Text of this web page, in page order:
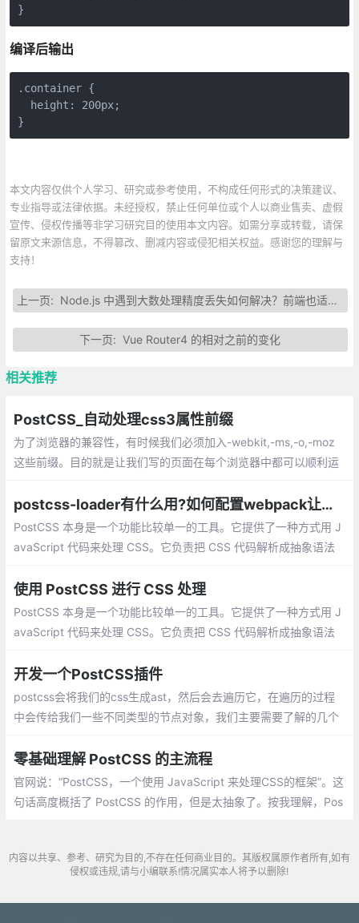
编译后输出
.container {
  height: 200px;
本文内容仅供个人学习、研究或参考使用，不构成任何形式的决策建议、
专业指导或法律依据。未经授权，禁止任何单位或个人以商业售卖、虚假
宣传、侵权传播等非学习研究目的使用本文内容。如需分享或转载，请保
留原文来源信息，不得篡改、删减内容或侵犯相关权益。感谢您的理解与
支持！
上一页: Node.js 中遇到大数处理精度丢失如何解决？前端也适用！
下一页:Vue Router4 的相对之前的变化
相关推荐
PostCSS_自动处理css3属性前缀
为了浏览器的兼容性，有时候我们必须加入-webkit,-ms,-o,-moz
这些前缀。目的就是让我们写的页面在每个浏览器中都可以顺利运
解析成 JavaScript可以操作的 抽象语法树结构，第二个就是调用
插件来处理 AST并得到结果。
postcss-loader有什么用?如何配置webpack让浏览器自动补全前缀
PostCSS 本身是一个功能比较单一的工具。它提供了一种方式用 J
avaScript 代码来处理 CSS。它负责把 CSS 代码解析成抽象语法
使用 PostCSS 进行 CSS 处理
PostCSS 本身是一个功能比较单一的工具。它提供了一种方式用 J
avaScript 代码来处理 CSS。它负责把 CSS 代码解析成抽象语法
理。
开发一个PostCSS插件
postcss会将我们的css生成ast，然后会去遍历它，在遍历的过程
中会传给我们一些不同类型的节点对象，我们主要需要了解的几个
reen
零基础理解 PostCSS 的主流程
官网说：“PostCSS，一个使用 JavaScript 来处理CSS的框架”。这
句话高度概括了 PostCSS 的作用，但是太抽象了。按我理解，Pos
内容以共享、参考、研究为目的,不存在任何商业目的。其版权属原作者所有,如有
侵权或违规,请与小编联系!情况属实本人将予以删除!